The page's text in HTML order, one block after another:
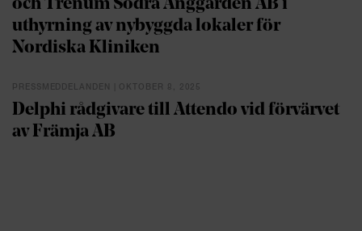
och Trenum Södra Änggården AB i
uthyrning av nybyggda lokaler för
Nordiska Kliniken
PRESSMEDDELANDEN | OKTOBER 8, 2025
Delphi rådgivare till Attendo vid förvärvet
av Främja AB